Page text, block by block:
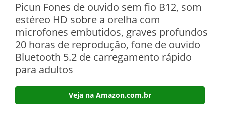
Picun Fones de ouvido sem fio B12, som
estéreo HD sobre a orelha com
microfones embutidos, graves profundos
20 horas de reprodução, fone de ouvido
Bluetooth 5.2 de carregamento rápido
para adultos
Veja na Amazon.com.br